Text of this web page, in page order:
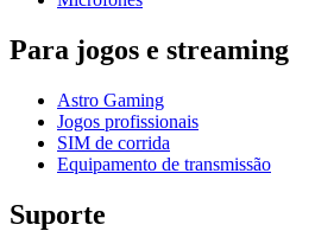
Para jogos e streaming
Astro Gaming
Jogos profissionais
SIM de corrida
Equipamento de transmissão
Suporte